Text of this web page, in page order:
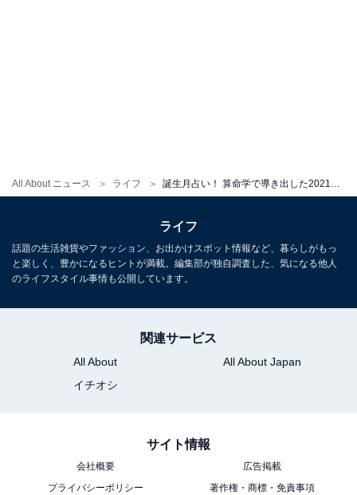
All About ニュース ライフ
礎を読み解く
誕生月占い！ 算命学で導き出した今月の運勢は？【2021
年3月の運勢】
・
ライフ
話題の生活雑貨やファッション、お出かけスポット情報など、暮らしがもっ
と楽しく、豊かになるヒントが満載。編集部が独自調査した、気になる他人
のライフスタイル事情も公開しています。
関連サービス
All About
All About Japan
イチオシ
サイト情報
会社概要
広告掲載
プライバシーポリシー
著作権・商標・免責事項